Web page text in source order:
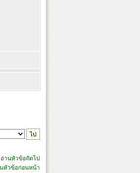
อ่านหัวข้อถัดไป
หัวข้อก่อนหน้า